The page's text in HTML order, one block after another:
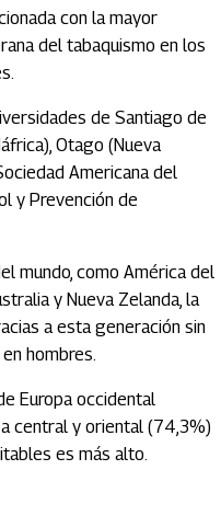
con la mayor
del tabaquismo en los
de Santiago de
Otago (Nueva
Americana del
y Prevención de
mundo, como América del
y Nueva Zelanda, la
a esta generación sin
hombres.
Europa occidental
central y oriental (74,3%)
es más alto.